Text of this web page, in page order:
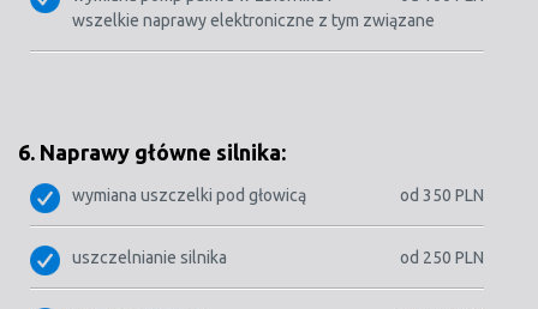
wszelkie naprawy elektroniczne z tym związane
6. Naprawy główne silnika:
od 350 PLN
wymiana uszczelki pod głowicą
od 250 PLN
uszczelnianie silnika